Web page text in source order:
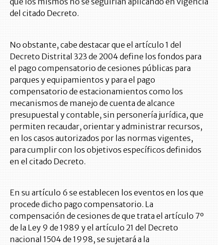
del citado Decreto.
No obstante, cabe destacar que el artículo 1 del
Decreto Distrital 323 de 2004 define los fondos para
el pago compensatorio de cesiones públicas para
parques y equipamientos y para el pago
compensatorio de estacionamientos como los
mecanismos de manejo de cuenta de alcance
presupuestal y contable, sin personería jurídica, que
permiten recaudar, orientar y administrar recursos,
en los casos autorizados por las normas vigentes,
para cumplir con los objetivos específicos definidos
en el citado Decreto.
En su artículo 6 se establecen los eventos en los que
procede dicho pago compensatorio. La
compensación de cesiones de que trata el artículo 7º
de la Ley 9 de 1989 y el artículo 21 del Decreto
nacional 1504 de 1998, se sujetará a la